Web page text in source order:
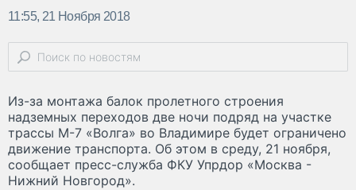
11:55, 21 Ноября 2018
Из-за монтажа балок пролетного строения
надземных переходов две ночи подряд на участке
трассы М-7 «Волга» во Владимире будет ограничено
движение транспорта. Об этом в среду, 21 ноября,
сообщает пресс-служба ФКУ Упрдор «Москва -
Нижний Новгород».